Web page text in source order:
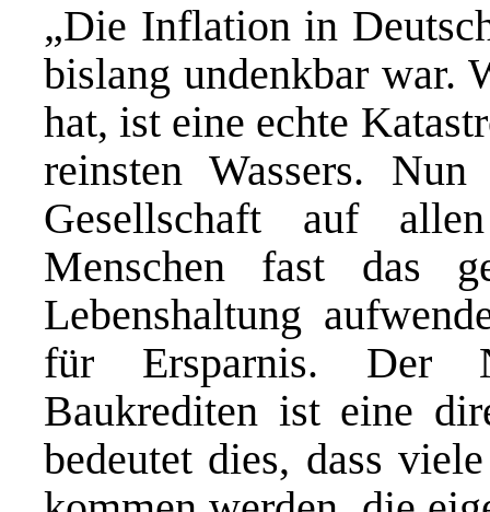
„Die Inflation in
bislang undenkbar war.
hat, ist eine echte
reinsten Wassers.
Gesellschaft auf
Menschen fast das
Lebenshaltung
für Ersparnis. Der
Baukrediten ist eine
bedeutet dies, dass